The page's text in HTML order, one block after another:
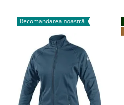
Recomandarea noastră